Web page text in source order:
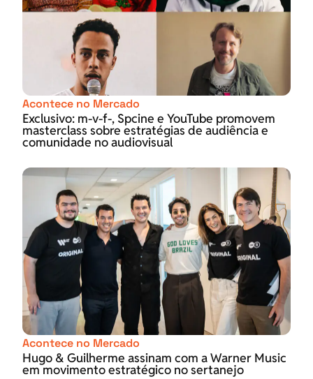
Acontece no Mercado
Exclusivo: m-v-f-, Spcine e YouTube promovem
masterclass sobre estratégias de audiência e
comunidade no audiovisual
Acontece no Mercado
Hugo & Guilherme assinam com a Warner Music
em movimento estratégico no sertanejo